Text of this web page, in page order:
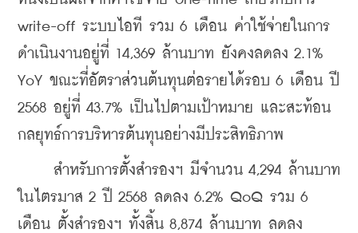
write-off ระบบไอที รวม 6 เดือน ค่าใช้จ่ายในการ
ดำเนินงานอยู่ที่ 14,369 ล้านบาท ยังคงลดลง 2.1%
YoY ขณะที่อัตราส่วนต้นทุนต่อรายได้รอบ 6 เดือน ปี
2568 อยู่ที่ 43.7% เป็นไปตามเป้าหมาย และสะท้อน
กลยุทธ์การบริหารต้นทุนอย่างมีประสิทธิภาพ
สำหรับการตั้งสำรองฯ มีจำนวน 4,294 ล้านบาท
ในไตรมาส 2 ปี 2568 ลดลง 6.2% QoQ รวม 6
เดือน ตั้งสำรองฯ ทั้งสิ้น 8,874 ล้านบาท ลดลง